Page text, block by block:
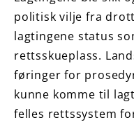
politisk vilje fra
lagtingene status
rettsskueplass.
føringer for
kunne komme til
felles rettssystem